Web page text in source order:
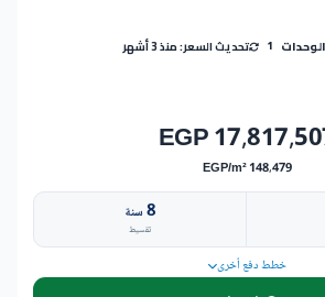
1
تحديث السعر: منذ 3 أشهر
17,817,507
148,479 EGP/m²
8سنة
تقسيط
خطط دفع أخرى